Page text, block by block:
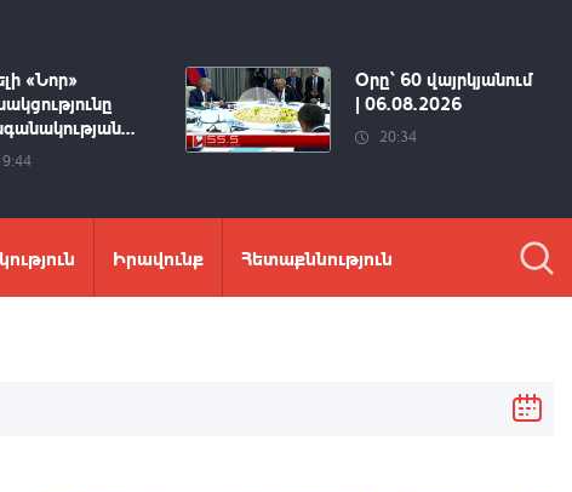
«Նոր»
Օրը՝ 60 վայրկյանում
| 06.08.2026
20:34
Իրավունք Հետաքննություն